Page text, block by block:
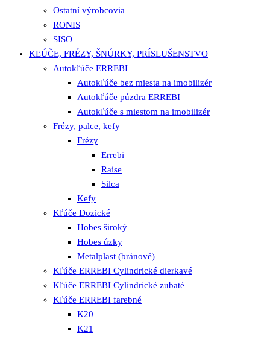
Ostatní výrobcovia
RONIS
SISO
KĽÚČE, FRÉZY, ŠNÚRKY, PRÍSLUŠENSTVO
Autokľúče ERREBI
Autokľúče bez miesta na imobilizér
Autokľúče púzdra ERREBI
Autokľúče s miestom na imobilizér
Frézy, palce, kefy
Frézy
Errebi
Raise
Silca
Kefy
Kľúče Dozické
Hobes široký
Hobes úzky
Metalplast (bránové)
Kľúče ERREBI Cylindrické dierkavé
Kľúče ERREBI Cylindrické zubaté
Kľúče ERREBI farebné
K20
K21